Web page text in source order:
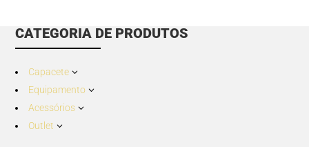
CATEGORIA DE PRODUTOS
Capacete 3
Equipamento 3
Acessórios 3
Outlet 3